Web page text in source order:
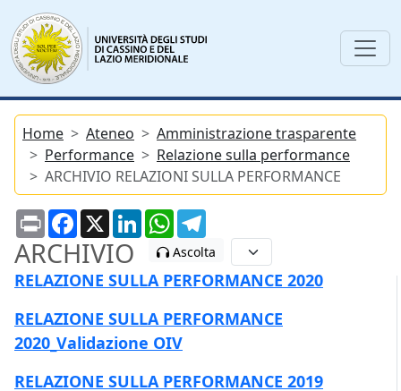
Home Ateneo
Amministrazione trasparente
Performance
Relazione sulla performance
ARCHIVIO RELAZIONI SULLA PERFORMANCE
PrintFacebook
X LinkedInWhatsApp
ARCHIVIO Ascolta
RELAZIONE SULLA PERFORMANCE 2020
RELAZIONE SULLA PERFORMANCE
2020_Validazione OIV
RELAZIONE SULLA PERFORMANCE 2019